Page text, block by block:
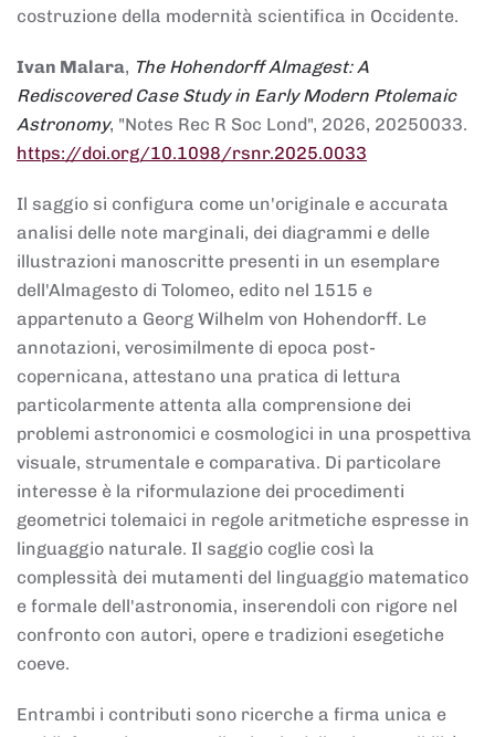
costruzione della modernità scientifica in Occidente.
Ivan Malara, The Hohendorff Almagest: A
Rediscovered Case Study in Early Modern Ptolemaic
Astronomy, "Notes Rec R Soc Lond", 2026, 20250033.
https://doi.org/10.1098/rsnr.2025.0033
Il saggio si configura come un'originale e accurata
analisi delle note marginali, dei diagrammi e delle
illustrazioni manoscritte presenti in un esemplare
dell'Almagesto di Tolomeo, edito nel 1515 e
appartenuto a Georg Wilhelm von Hohendorff. Le
annotazioni, verosimilmente di epoca post-
copernicana, attestano una pratica di lettura
particolarmente attenta alla comprensione dei
problemi astronomici e cosmologici in una prospettiva
visuale, strumentale e comparativa. Di particolare
interesse è la riformulazione dei procedimenti
geometrici tolemaici in regole aritmetiche espresse in
linguaggio naturale. Il saggio coglie così la
complessità dei mutamenti del linguaggio matematico
e formale dell'astronomia, inserendoli con rigore nel
confronto con autori, opere e tradizioni esegetiche
coeve.
Entrambi i contributi sono ricerche a firma unica e